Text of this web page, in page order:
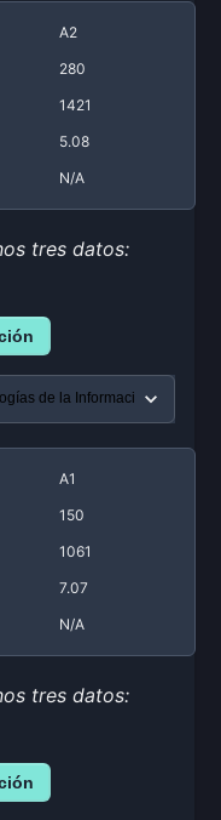
A2
280
1421
5.08
N/A
tres datos:
A1
150
1061
7.07
N/A
tres datos: